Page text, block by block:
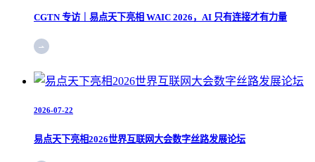
CGTN 专访｜易点天下亮相 WAIC 2026，AI 只有连接才有力量
2026-07-22
易点天下亮相2026世界互联网大会数字丝路发展论坛